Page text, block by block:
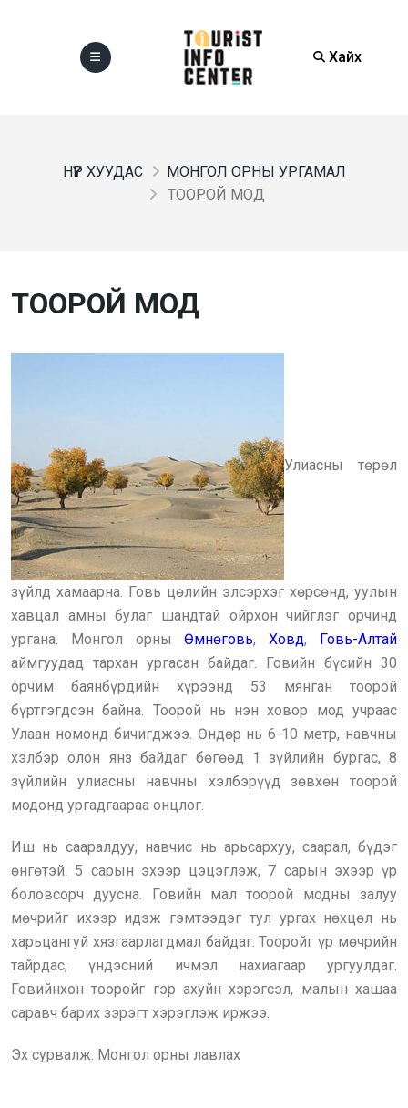
Хайх
НҮҮР ХУУДАС
МОНГОЛ ОРНЫ УРГАМАЛ
ТООРОЙ МОД
ТООРОЙ МОД
Улиасны төрөл
зүйлд хамаарна. Говь цөлийн элсэрхэг хөрсөнд, уулын
хавцал амны булаг шандтай ойрхон чийглэг орчинд
ургана. Монгол орныӨмнөговь,Ховд, Говь-Алтай
аймгуудад тархан ургасан байдаг. Говийн бүсийн 30
орчим баянбүрдийн хүрээнд 53 мянган тоорой
бүртгэгдсэн байна. Тоорой нь нэн ховор мод учраас
Улаан номонд бичигджээ. Өндөр нь 6-10 метр, навчны
хэлбэр олон янз байдаг бөгөөд 1 зүйлийн бургас, 8
зүйлийн улиасны навчны хэлбэрүүд зөвхөн тоорой
модонд ургадгаараа онцлог.
Иш нь сааралдуу, навчис нь арьсархуу, саарал, бүдэг
өнгөтэй. 5 сарын эхээр цэцэглэж, 7 сарын эхээр үр
боловсорч дуусна. Говийн мал тоорой модны залуу
мөчрийг ихээр идэж гэмтээдэг тул ургах нөхцөл нь
харьцангуй хязгаарлагдмал байдаг. Тооройг үр мөчрийн
тайрдас, үндэсний ичмэл нахиагаар ургуулдаг.
Говийнхон тооройг гэр ахуйн хэрэгсэл, малын хашаа
саравч барих зэрэгт хэрэглэж иржээ.
Эх сурвалж: Монгол орны лавлах